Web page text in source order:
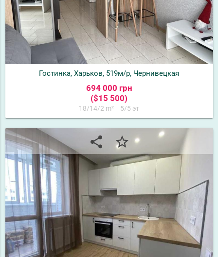
Гостинка, Харьков, 519м/р, Чернивецкая
694 000 грн
($15 500)
18/14/2 m² 5/5 эт
share star_border